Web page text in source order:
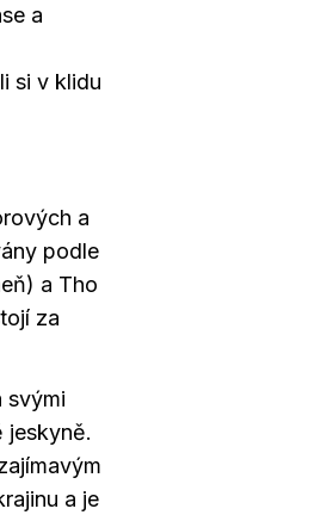
a
si v klidu
a
podle
a Tho
za
svými
jeskyně.
a je